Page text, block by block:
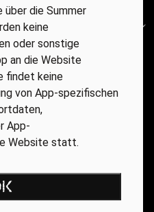
die Summer
keine
oder sonstige
an die Website
findet keine
von App-spezifischen
App-
Website statt.